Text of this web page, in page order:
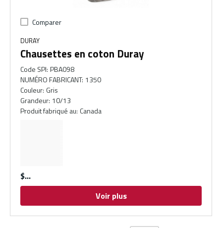
Comparer
DURAY
Chausettes en coton Duray
Code SPI: PBA098
NUMÉRO FABRICANT: 1350
Couleur: Gris
Grandeur: 10/13
Produit fabriqué au: Canada
$
Voir plus